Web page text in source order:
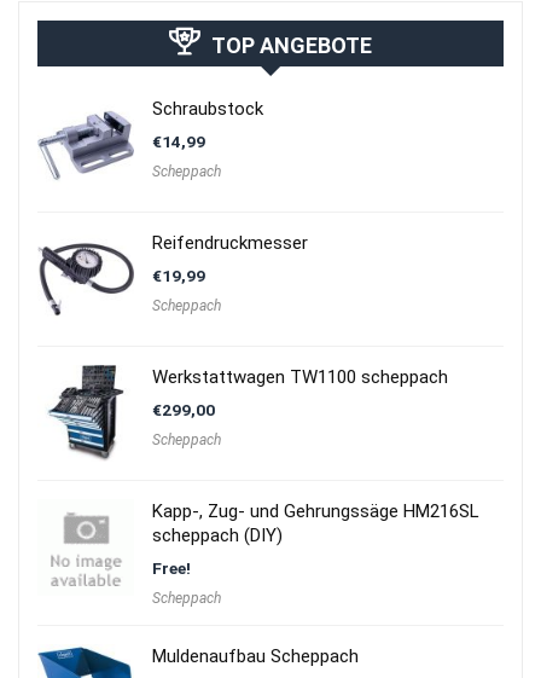
TOP ANGEBOTE
Schraubstock
€14,99
Scheppach
Reifendruckmesser
€19,99
Scheppach
Werkstattwagen TW1100 scheppach
€299,00
Scheppach
Kapp-, Zug- und Gehrungssäge HM216SL
scheppach (DIY)
Free!
Scheppach
Muldenaufbau Scheppach